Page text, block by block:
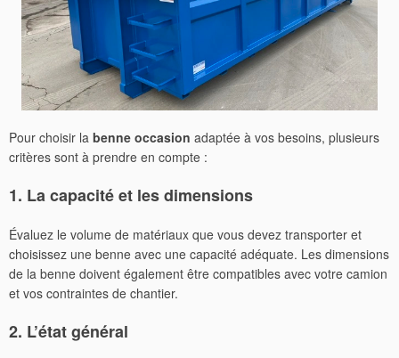
Pour choisir la benne occasion adaptée à vos besoins, plusieurs
critères sont à prendre en compte :
1. La capacité et les dimensions
Évaluez le volume de matériaux que vous devez transporter et
choisissez une benne avec une capacité adéquate. Les dimensions
de la benne doivent également être compatibles avec votre camion
et vos contraintes de chantier.
2. L’état général